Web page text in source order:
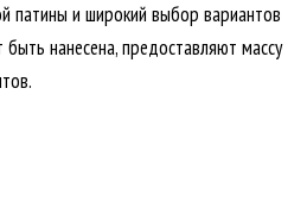
патины и широкий выбор вариантов
нанесена, предоставляют массу